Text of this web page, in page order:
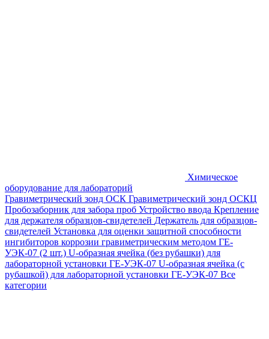
Химическое
оборудование для лабораторий
Гравиметрический зонд ОСК Гравиметрический зонд ОСКЦ
Пробозаборник для забора проб Устройство ввода Крепление
для держателя образцов-свидетелей Держатель для образцов-
свидетелей Установка для оценки защитной способности
ингибиторов коррозии гравиметрическим методом ГЕ-
УЭК-07 (2 шт.) U-образная ячейка (без рубашки) для
лабораторной установки ГЕ-УЭК-07 U-образная ячейка (с
рубашкой) для лабораторной установки ГЕ-УЭК-07 Все
категории